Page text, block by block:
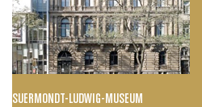
SUERMONDT-LUDWIG-MUSEUM